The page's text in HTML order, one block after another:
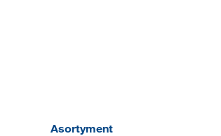
Asortyment